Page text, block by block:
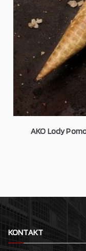
AKO Lody
KONTAKT